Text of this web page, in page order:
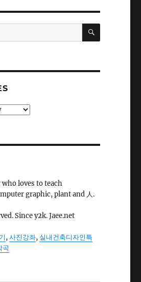
SEARCH
loves to teach
graphic, plant and 人.
Since y2k. Jaee.net
,사진강좌, 실내건축디자인특
곡